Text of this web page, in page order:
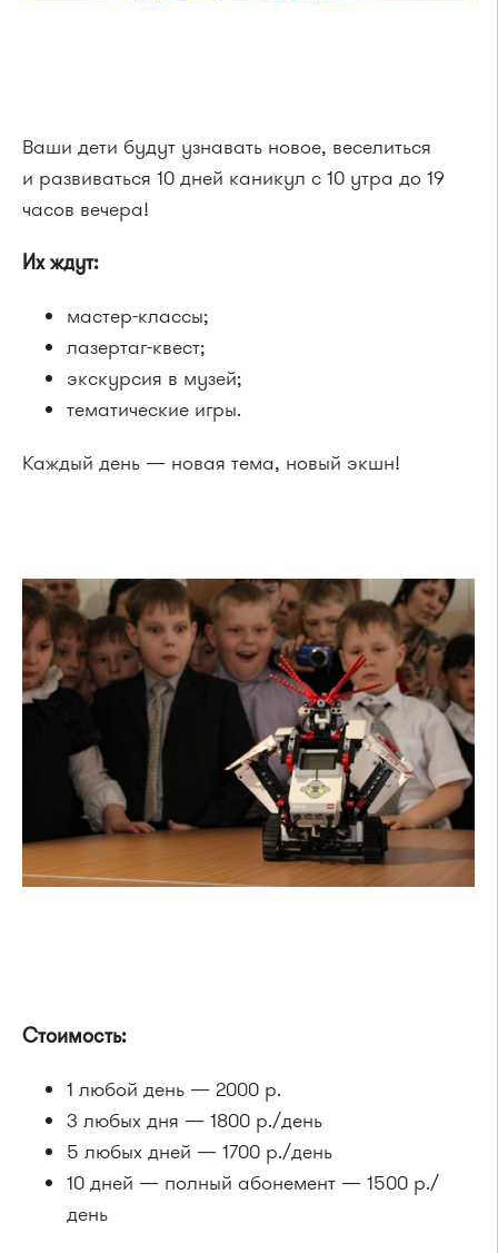
Ваши дети будут узнавать новое, веселиться
и развиваться 10 дней каникул с 10 утра до 19
часов вечера!
Их ждут:
мастер-классы;
лазертаг-квест;
экскурсия в музей;
тематические игры.
Каждый день — новая тема, новый экшн!
Стоимость:
1 любой день — 2000 р.
3 любых дня — 1800 р./день
5 любых дней — 1700 р./день
10 дней — полный абонемент — 1500 р./
день